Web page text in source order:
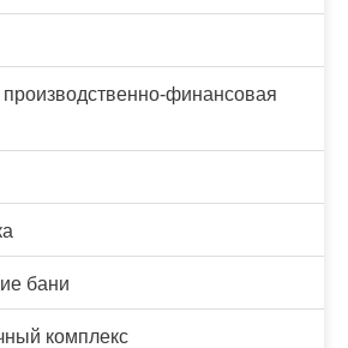
финансовая
бани
комплекс